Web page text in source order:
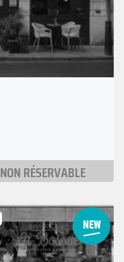
NON RÉSERVABLE